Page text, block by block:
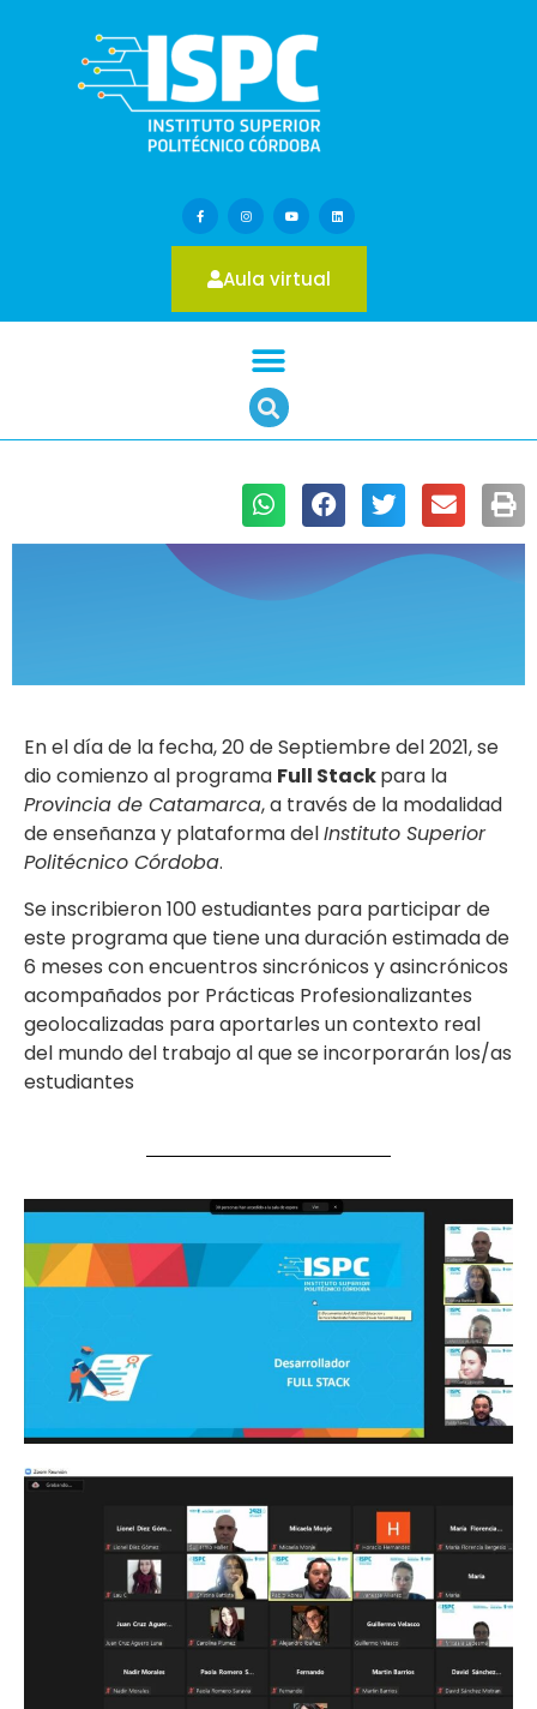
Aula virtual
En el día de la fecha, 20 de Septiembre del 2021, se
dio comienzo al programa Full Stackpara la
Provincia de Catamarca, a través de la modalidad
de enseñanza y plataforma delInstituto Superior
Politécnico Córdoba.
Se inscribieron 100 estudiantes para participar de
este programa que tiene una duración estimada de
6 meses con encuentros sincrónicos y asincrónicos
acompañados por Prácticas Profesionalizantes
geolocalizadas para aportarles un contexto real
del mundo del trabajo al que se incorporarán los/as
estudiantes